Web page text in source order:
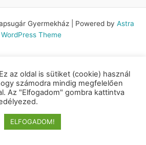
Gyermekház | Powered by Astra
WordPress Theme
az oldal is sütiket (cookie) használ
számodra mindig megfelelően
Az "Elfogadom" gombra kattintva
ELFOGADOM!